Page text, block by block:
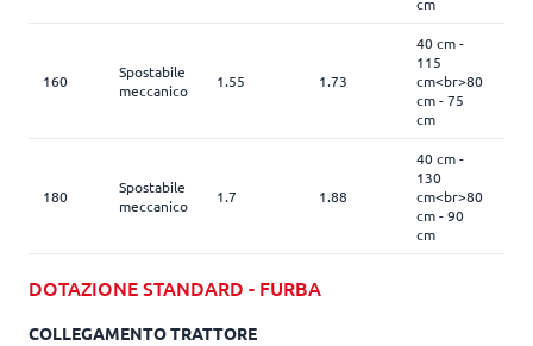
cm
160
Spostabile
meccanico
1.55 1.73
40 cm -
115
cm<br>80
cm - 75
cm
180
Spostabile
meccanico
1.7 1.88
40 cm -
130
cm<br>80
cm - 90
cm
DOTAZIONE STANDARD - FURBA
COLLEGAMENTO TRATTORE